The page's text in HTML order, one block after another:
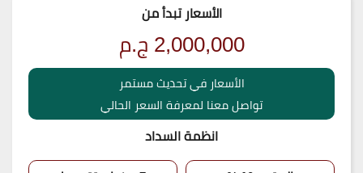
الأسعار تبدأ من
2,000,000ج.م
الأسعار في تحديث مستمر
تواصل معنا لمعرفة السعر الحالي
انظمة السداد